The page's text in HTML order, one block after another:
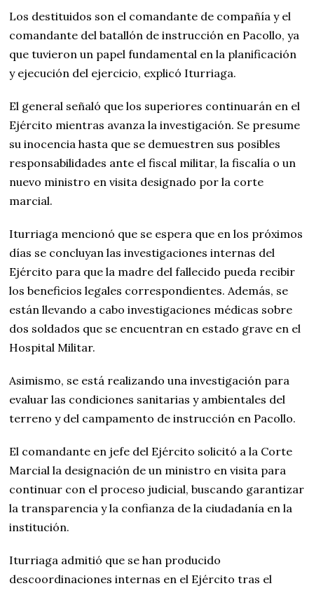
Los destituidos son el comandante de compañía y el
comandante del batallón de instrucción en Pacollo, ya
que tuvieron un papel fundamental en la planificación
y ejecución del ejercicio, explicó Iturriaga.
El general señaló que los superiores continuarán en el
Ejército mientras avanza la investigación. Se presume
su inocencia hasta que se demuestren sus posibles
responsabilidades ante el fiscal militar, la fiscalía o un
nuevo ministro en visita designado por la corte
marcial.
Iturriaga mencionó que se espera que en los próximos
días se concluyan las investigaciones internas del
Ejército para que la madre del fallecido pueda recibir
los beneficios legales correspondientes. Además, se
están llevando a cabo investigaciones médicas sobre
dos soldados que se encuentran en estado grave en el
Hospital Militar.
Asimismo, se está realizando una investigación para
evaluar las condiciones sanitarias y ambientales del
terreno y del campamento de instrucción en Pacollo.
El comandante en jefe del Ejército solicitó a la Corte
Marcial la designación de un ministro en visita para
continuar con el proceso judicial, buscando garantizar
la transparencia y la confianza de la ciudadanía en la
institución.
Iturriaga admitió que se han producido
descoordinaciones internas en el Ejército tras el